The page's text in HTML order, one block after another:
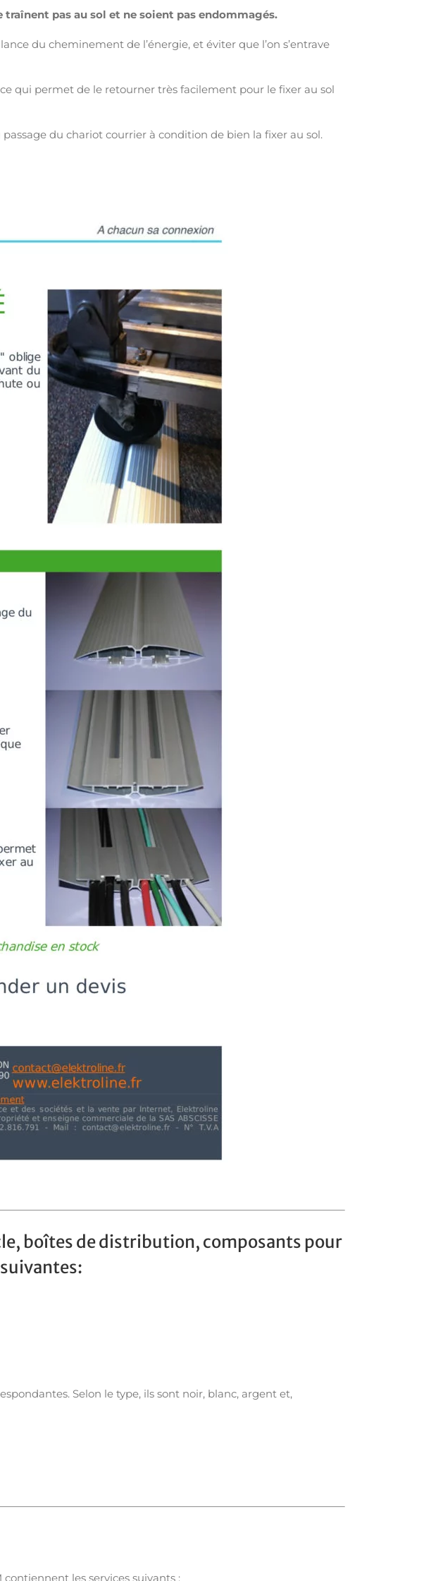
traînent pas au sol et ne soient pas endommagés.
du cheminement de l’énergie, et éviter que l’on s’entrave
qui permet de le retourner très facilement pour le fixer au sol
du chariot courrier à condition de bien la fixer au sol.
boîtes de distribution, composants pour
Selon le type, ils sont noir, blanc, argent et,
contiennent les services suivants :